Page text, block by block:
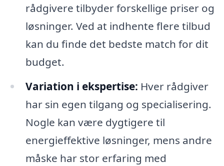
rådgivere tilbyder forskellige priser og
løsninger. Ved at indhente flere tilbud
kan du finde det bedste match for dit
budget.
Variation i ekspertise: Hver rådgiver
har sin egen tilgang og specialisering.
Nogle kan være dygtigere til
energieffektive løsninger, mens andre
måske har stor erfaring med